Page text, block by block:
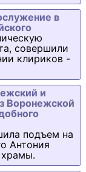
в
совершили
клириков -
и
Воронежской
подъем на
Антония
храмы.